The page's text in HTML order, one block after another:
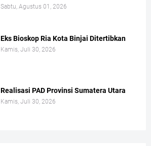
Sabtu, Agustus 01, 2026
Eks Bioskop Ria Kota Binjai Ditertibkan
Kamis, Juli 30, 2026
Realisasi PAD Provinsi Sumatera Utara
Kamis, Juli 30, 2026